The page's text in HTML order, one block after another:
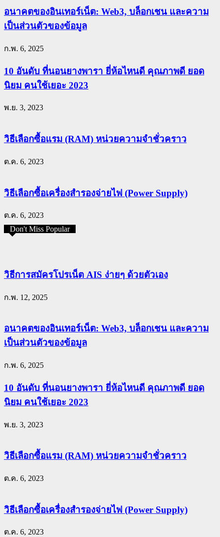
อนาคตของอินเทอร์เน็ต: Web3, บล็อกเชน และความ
เป็นส่วนตัวของข้อมูล
ก.พ. 6, 2025
10 อันดับ ที่นอนยางพารา ยี่ห้อไหนดี คุณภาพดี ยอด
นิยม คนใช้เยอะ 2023
พ.ย. 3, 2023
วิธีเลือกซื้อแรม (RAM) หน่วยความจำชั่วคราว
ต.ค. 6, 2023
วิธีเลือกซื้อเครื่องสำรองจ่ายไฟ (Power Supply)
ต.ค. 6, 2023
Don't Miss Popular
วิธีการสมัครโปรเน็ต AIS ง่ายๆ ด้วยตัวเอง
ก.พ. 12, 2025
อนาคตของอินเทอร์เน็ต: Web3, บล็อกเชน และความ
เป็นส่วนตัวของข้อมูล
ก.พ. 6, 2025
10 อันดับ ที่นอนยางพารา ยี่ห้อไหนดี คุณภาพดี ยอด
นิยม คนใช้เยอะ 2023
พ.ย. 3, 2023
วิธีเลือกซื้อแรม (RAM) หน่วยความจำชั่วคราว
ต.ค. 6, 2023
วิธีเลือกซื้อเครื่องสำรองจ่ายไฟ (Power Supply)
ต.ค. 6, 2023